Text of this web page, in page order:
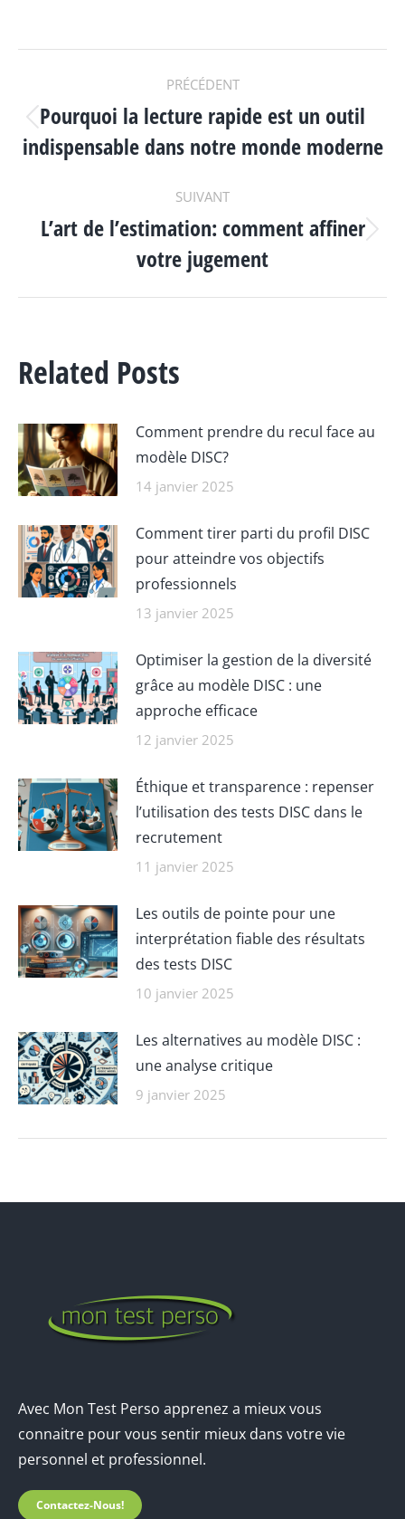
NAVIGATION
ARTICLE
PRÉCÉDENT
Article
précédent
Pourquoi la lecture rapide est un outil
indispensable dans notre monde moderne
SUIVANT
Article
suivant
:
L’art de l’estimation: comment affiner
votre jugement
Related Posts
Comment prendre du recul face au
modèle DISC?
14 janvier 2025
Comment tirer parti du profil DISC
pour atteindre vos objectifs
professionnels
13 janvier 2025
Optimiser la gestion de la diversité
grâce au modèle DISC : une
approche efficace
12 janvier 2025
Éthique et transparence : repenser
l’utilisation des tests DISC dans le
recrutement
11 janvier 2025
Les outils de pointe pour une
interprétation fiable des résultats
des tests DISC
10 janvier 2025
Les alternatives au modèle DISC :
une analyse critique
9 janvier 2025
Avec Mon Test Perso apprenez a mieux vous
connaitre pour vous sentir mieux dans votre vie
personnel et professionnel.
Contactez-Nous!